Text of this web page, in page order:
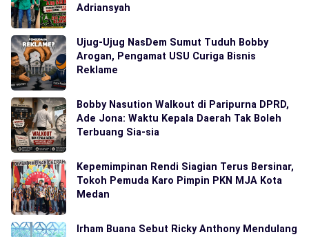
Adriansyah
Ujug-Ujug NasDem Sumut Tuduh Bobby
Arogan, Pengamat USU Curiga Bisnis
Reklame
Bobby Nasution Walkout di Paripurna DPRD,
Ade Jona: Waktu Kepala Daerah Tak Boleh
Terbuang Sia-sia
Kepemimpinan Rendi Siagian Terus Bersinar,
Tokoh Pemuda Karo Pimpin PKN MJA Kota
Medan
Irham Buana Sebut Ricky Anthony Mendulang